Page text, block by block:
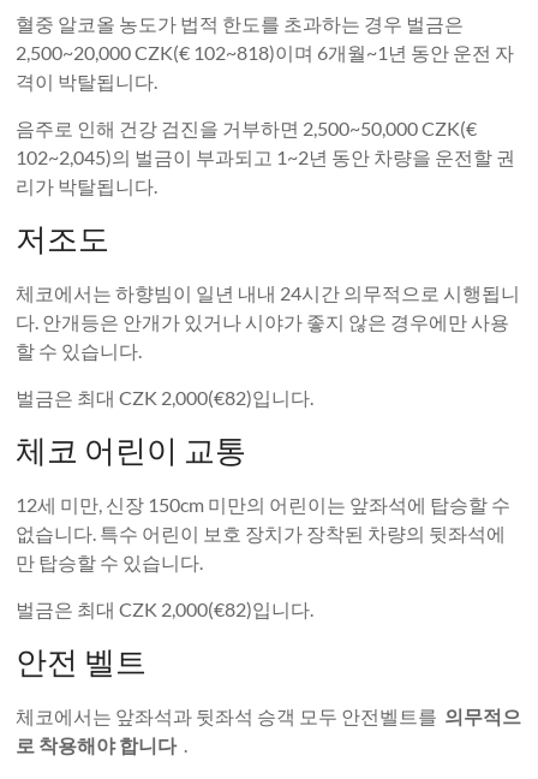
혈중 알코올 농도가 법적 한도를 초과하는 경우 벌금은
2,500~20,000 CZK(€ 102~818)이며 6개월~1년 동안 운전 자
격이 박탈됩니다.
음주로 인해 건강 검진을 거부하면 2,500~50,000 CZK(€
102~2,045)의 벌금이 부과되고 1~2년 동안 차량을 운전할 권
리가 박탈됩니다.
저조도
체코에서는 하향빔이 일년 내내 24시간 의무적으로 시행됩니
다. 안개등은 안개가 있거나 시야가 좋지 않은 경우에만 사용
할 수 있습니다.
벌금은 최대 CZK 2,000(€82)입니다.
체코 어린이 교통
12세 미만, 신장 150cm 미만의 어린이는 앞좌석에 탑승할 수
없습니다. 특수 어린이 보호 장치가 장착된 차량의 뒷좌석에
만 탑승할 수 있습니다.
벌금은 최대 CZK 2,000(€82)입니다.
안전 벨트
체코에서는 앞좌석과 뒷좌석 승객 모두 안전벨트를 의무적으
로 착용해야 합니다.